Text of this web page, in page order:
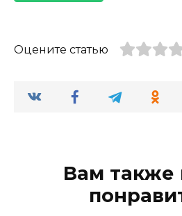
Оцените статью
Вам также